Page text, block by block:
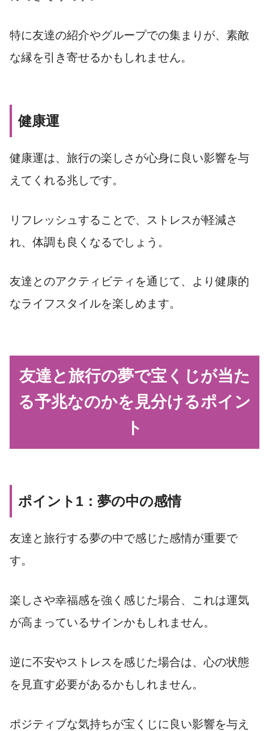
特に友達の紹介やグループでの集まりが、素敵
な縁を引き寄せるかもしれません。
健康運
健康運は、旅行の楽しさが心身に良い影響を与
えてくれる兆しです。
リフレッシュすることで、ストレスが軽減さ
れ、体調も良くなるでしょう。
友達とのアクティビティを通じて、より健康的
なライフスタイルを楽しめます。
友達と旅行の夢で宝くじが当た
る予兆なのかを見分けるポイン
ト
ポイント1：夢の中の感情
友達と旅行する夢の中で感じた感情が重要で
す。
楽しさや幸福感を強く感じた場合、これは運気
が高まっているサインかもしれません。
逆に不安やストレスを感じた場合は、心の状態
を見直す必要があるかもしれません。
ポジティブな気持ちが宝くじに良い影響を与え